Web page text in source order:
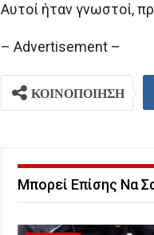
Αυτοί ήταν γνωστοί,
– Advertisement –
ΚΟΙΝΟΠΟΙΗΣΗ
Μπορεί Επίσης Να